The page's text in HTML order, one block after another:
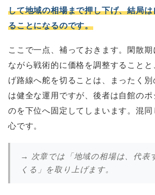
して地域の相場まで押し下げ、結局
ることになるのです。
ここで一点、補っておきます。閑散期
ながら戦術的に価格を調整すること
げ路線へ舵を切ることは、まったく
は健全な運用ですが、後者は自館のポ
のを下位へ固定してしまいます。混
心です。
→ 次章では「地域の相場は、代表
くる」を取り上げます。